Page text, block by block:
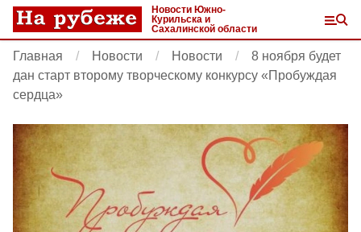
Новости Южно-
Курильска и
Сахалинской области
Главная Новости Новости
8 ноября будет
дан старт второму творческому конкурсу «Пробуждая
сердца»